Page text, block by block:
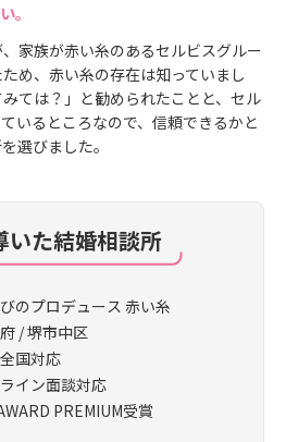
。
家族が赤い糸のあるセルビスグルー
め、赤い糸の存在は知っていまし
ては？」と勧められたことと、セル
いるところなので、信頼できるかと
選びました。
いた結婚相談所
のプロデュース 赤い糸
/ 堺市中区
国対応
イン面談対応
PREMIUM受賞